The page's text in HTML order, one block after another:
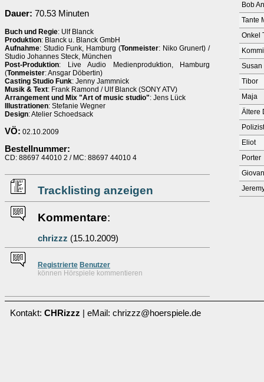
Dauer: 70.53 Minuten
Buch und Regie: Ulf Blanck
Produktion: Blanck u. Blanck GmbH
Aufnahme: Studio Funk, Hamburg (Tonmeister: Niko Grunert) /
Studio Johannes Steck, München
Post-Produktion: Live Audio Medienproduktion, Hamburg
(Tonmeister: Ansgar Döbertin)
Casting Studio Funk: Jenny Jammnick
Musik & Text: Frank Ramond / Ulf Blanck (SONY ATV)
Arrangement und Mix "Art of music studio": Jens Lück
Illustrationen: Stefanie Wegner
Design: Atelier Schoedsack
VÖ: 02.10.2009
Bestellnummer:
CD: 88697 44010 2 / MC: 88697 44010 4
Tracklisting anzeigen
Kommentare:
chrizzz (15.10.2009)
Registrierte Benutzer
können Hörspiele kommentieren
Bob
Tante
Onkel
Susan
Tibor
Maja
Ältere
Polizist
Eliot
Porter
Kontakt: CHRizzz | eMail: chrizzz@hoerspiele.de